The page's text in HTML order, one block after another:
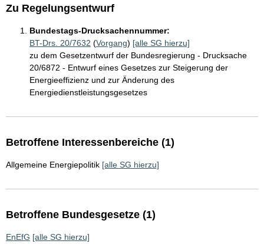
Zu Regelungsentwurf
Bundestags-Drucksachennummer:
BT-Drs. 20/7632 (Vorgang) [alle SG hierzu]
zu dem Gesetzentwurf der Bundesregierung - Drucksache
20/6872 - Entwurf eines Gesetzes zur Steigerung der
Energieeffizienz und zur Änderung des
Energiedienstleistungsgesetzes
Betroffene Interessenbereiche (1)
Allgemeine Energiepolitik [alle SG hierzu]
Betroffene Bundesgesetze (1)
EnEfG [alle SG hierzu]